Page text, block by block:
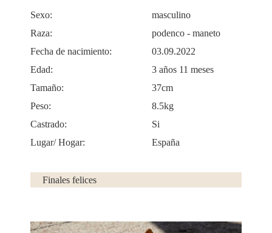
Sexo:
masculino
Raza:
podenco - maneto
Fecha de nacimiento:
03.09.2022
Edad:
3 años 11 meses
Tamaño:
37cm
Peso:
8.5kg
Castrado:
Si
Lugar/ Hogar:
España
Finales felices